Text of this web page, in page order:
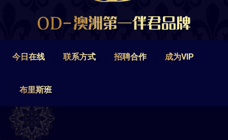
今日在线 联系方式 招聘合作 成为VIP
布里斯班